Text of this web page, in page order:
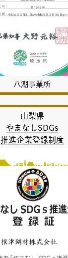
八潮事業所
山梨県
やまなしSDGs
推進企業登録制度